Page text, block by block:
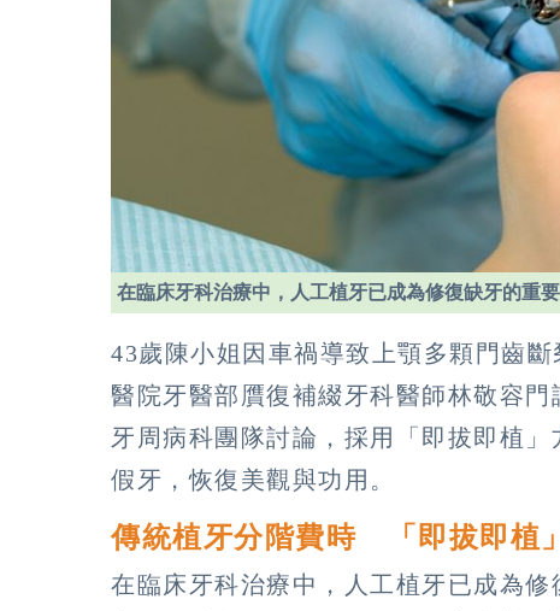
在臨床牙科治療中，人工植牙已成為修復缺牙的重要
43歲陳小姐因車禍導致上顎多顆門齒
醫院牙醫部贋復補綴牙科醫師林敬容
牙周病科團隊討論，採用「即拔即植
假牙，恢復美觀與功用。
傳統植牙分階費時 「即拔即植
在臨床牙科治療中，人工植牙已成為